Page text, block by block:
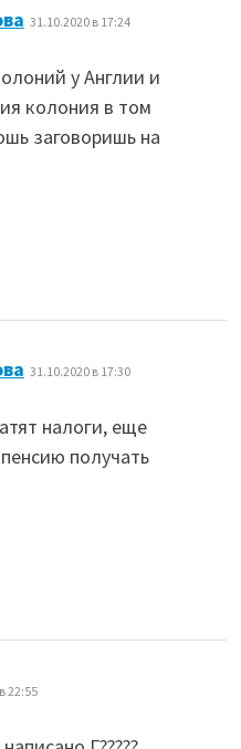
31.10.2020 в 17:24
у Англии и
колония в том
заговоришь на
31.10.2020 в 17:30
налоги, еще
получать
22:55